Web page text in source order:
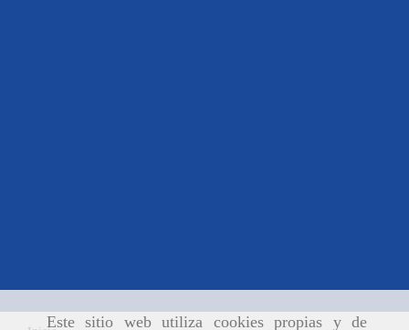
Este sitio web utiliza cookies propias y de